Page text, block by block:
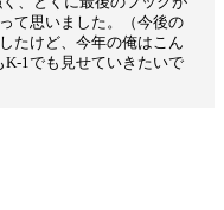
て思いました。（今後の
たけど、今年の俺はこん
K-1でも見せていきたいで